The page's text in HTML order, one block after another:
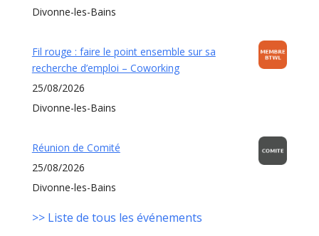
Divonne-les-Bains
Fil rouge : faire le point ensemble sur sa
recherche d’emploi – Coworking
25/08/2026
Divonne-les-Bains
Réunion de Comité
25/08/2026
Divonne-les-Bains
>> Liste de tous les événements